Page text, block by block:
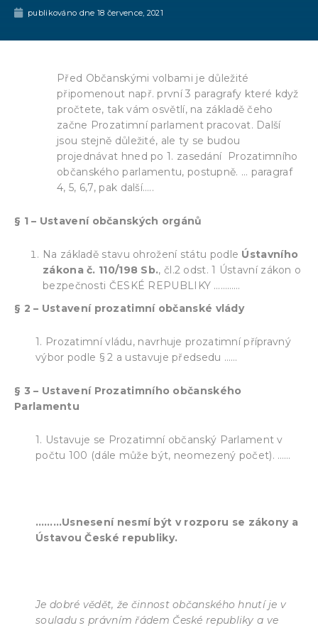
publikováno dne 18 července, 2021
Před Občanskými volbami je důležité
připomenout např. první 3 paragrafy které když
pročtete, tak vám osvětlí, na základě čeho
začne Prozatimní parlament pracovat. Další
jsou stejně důležité, ale ty se budou
projednávat hned po 1. zasedání Prozatimního
občanského parlamentu, postupně. … paragraf
4, 5, 6,7, pak další…..
§ 1 – Ustavení občanských orgánů
Na základě stavu ohrožení státu podle Ústavního
zákona č. 110/198 Sb., čl.2 odst. 1 Ústavní zákon o
bezpečnosti ČESKÉ REPUBLIKY …………
§ 2 – Ustavení prozatimní občanské vlády
1. Prozatimní vládu, navrhuje prozatimní přípravný
výbor podle § 2 a ustavuje předsedu ……
§ 3 – Ustavení Prozatimního občanského
Parlamentu
1. Ustavuje se Prozatimní občanský Parlament v
počtu 100 (dále může být, neomezený počet). ……
………Usnesení nesmí být v rozporu se zákony a
Ústavou České republiky.
Je dobré vědět, že činnost občanského hnutí je v
souladu s právním řádem České republiky a ve